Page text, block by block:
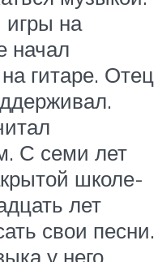
игры на
начал
гитаре. Отец
С семи лет
школе-
лет
свои песни.
у него